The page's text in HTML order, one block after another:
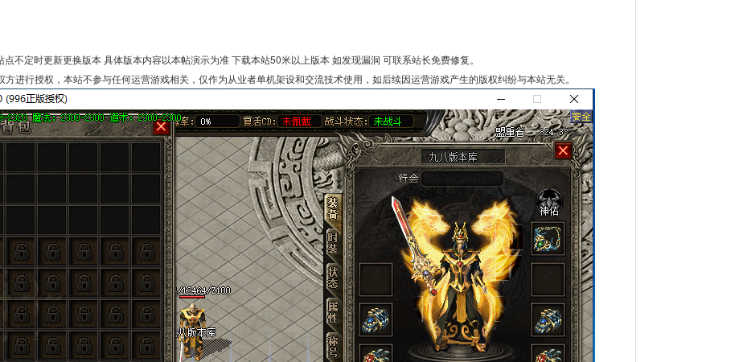
点不定时更新更换版本 具体版本内容以本帖演示为准 下载本站50米以上版本 如发现漏洞 可联系站长免费修复。
进行授权，本站不参与任何运营游戏相关，仅作为从业者单机架设和交流技术使用，如后续因运营游戏产生的版权纠纷与本站无关。